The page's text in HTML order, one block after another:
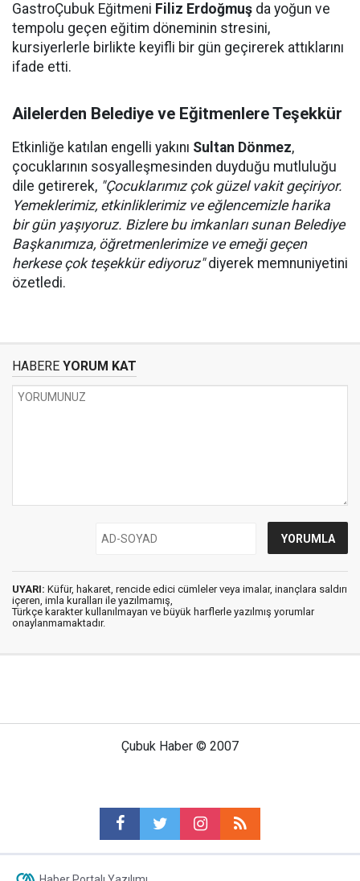
GastroÇubuk Eğitmeni Filiz Erdoğmuş da yoğun ve
tempolu geçen eğitim döneminin stresini,
kursiyerlerle birlikte keyifli bir gün geçirerek attıklarını
ifade etti.
Ailelerden Belediye ve Eğitmenlere Teşekkür
Etkinliğe katılan engelli yakını Sultan Dönmez,
çocuklarının sosyalleşmesinden duyduğu mutluluğu
dile getirerek, "Çocuklarımız çok güzel vakit geçiriyor.
Yemeklerimiz, etkinliklerimiz ve eğlencemizle harika
bir gün yaşıyoruz. Bizlere bu imkanları sunan Belediye
Başkanımıza, öğretmenlerimize ve emeği geçen
herkese çok teşekkür ediyoruz"diyerek memnuniyetini
özetledi.
HABERE YORUM KAT
UYARI: Küfür, hakaret, rencide edici cümleler veya imalar, inançlara saldırı
içeren, imla kuralları ile yazılmamış,
Türkçe karakter kullanılmayan ve büyük harflerle yazılmış yorumlar
onaylanmamaktadır.
Çubuk Haber © 2007